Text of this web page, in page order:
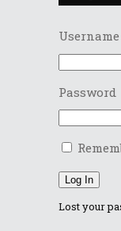
Password
Log In
Lost your